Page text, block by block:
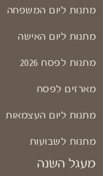
מתנות ליום המשפחה
מתנות ליום האישה
מתנות לפסח 2026
מארזים לפסח
מתנות ליום העצמאות
מתנות לשבועות
מעגל השנה